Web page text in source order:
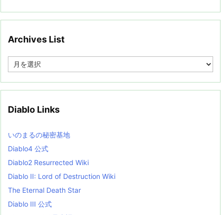
Archives List
e
i
s
t
Diablo Links
いのまるの秘密基地
Diablo4 公式
Diablo2 Resurrected Wiki
Diablo II: Lord of Destruction Wiki
The Eternal Death Star
Diablo III 公式